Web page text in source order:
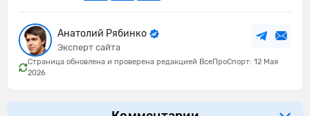
Анатолий Рябинко
Эксперт сайта
Страница обновлена и проверена редакцией ВсеПроСпорт: 12 Мая
2026